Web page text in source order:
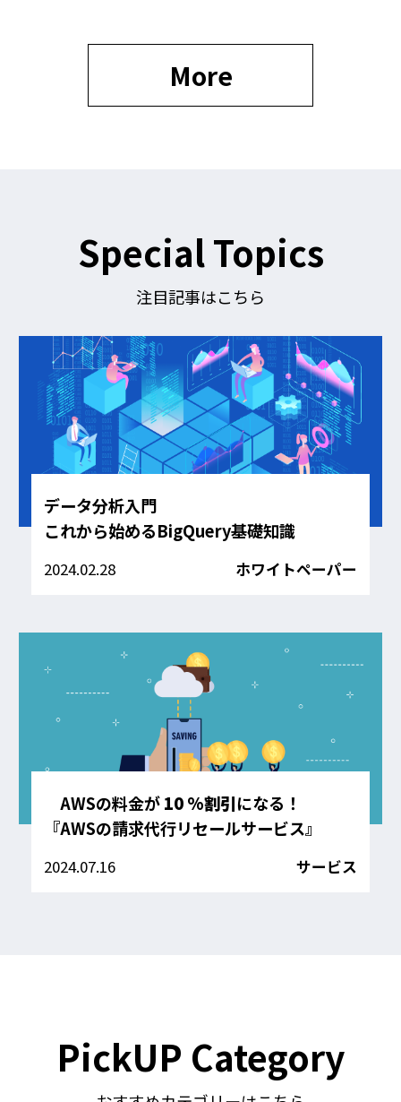
More
Special Topics
注目記事はこちら
データ分析入門
これから始めるBigQuery基礎知識
2024.02.28 ホワイトペーパー
AWSの料金が10 %割引になる！
『AWSの請求代行リセールサービス』
2024.07.16 サービス
PickUP Category